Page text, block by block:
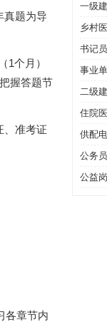
真题为导
1个月）
握答题节
、准考证
各章节内
一级
乡村
书记
事业
二级
住院
供配
公务
公益